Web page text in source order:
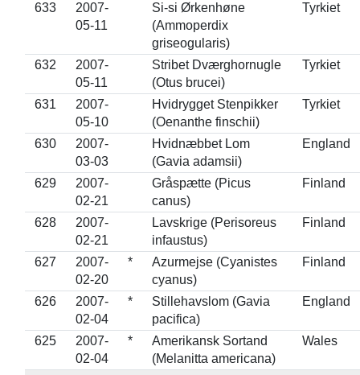
633
2007-
05-11
Si-si Ørkenhøne
(Ammoperdix
griseogularis)
Tyrkiet
632
2007-
05-11
Stribet Dværghornugle
(Otus brucei)
Tyrkiet
631
2007-
05-10
Hvidrygget Stenpikker
(Oenanthe finschii)
Tyrkiet
630
2007-
03-03
Hvidnæbbet Lom
(Gavia adamsii)
England
629
2007-
02-21
Gråspætte (Picus
canus)
Finland
628
2007-
02-21
Lavskrige (Perisoreus
infaustus)
Finland
627
2007-
02-20
*
Azurmejse (Cyanistes
cyanus)
Finland
626
2007-
02-04
*
Stillehavslom (Gavia
pacifica)
England
625
2007-
02-04
*
Amerikansk Sortand
(Melanitta americana)
Wales